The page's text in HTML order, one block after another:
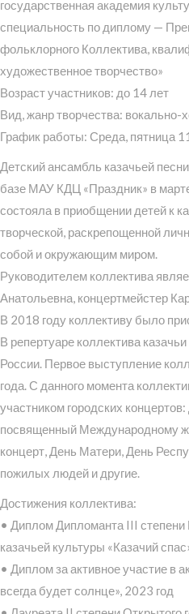
государственная академия
специальность по диплому —
фольклорного Коллектива,
художественное творчество»
Возраст участников: до 14 лет
Вид, жанр творчества: вокально-
График работы: Среда, пятница
Детский ансамбль казачьей
базе МАУ КДЦ «Праздник» в
состояла в приобщении детей к
творческой, раскрепощенной
собой и окружающим миром.
Руководителем коллектива
Анатольевна, концертмейстер
В 2018 году коллективу было
В репертуаре коллектива
России. Первое выступление
года. С данного момента
участником городских
посвященный Международному
концерт, День Матери, День
пожилых людей и другие.
Достижения коллектива:
• Диплом Дипломанта III
казачьей культуры «Казачий
• Диплом за активное участие в
всегда будет солнце», 2023 год